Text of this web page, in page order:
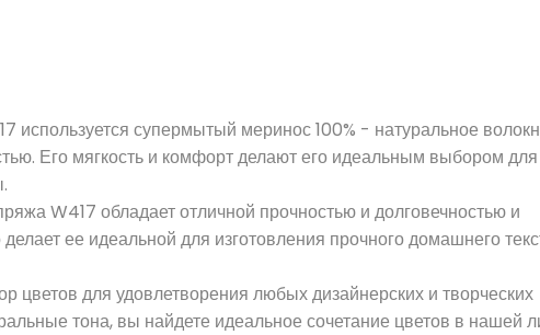
супермытый меринос 100% - натуральное
Его мягкость и комфорт делают его идеальным выбором для
обладает отличной прочностью и долговечностью и
ее идеальной для изготовления прочного домашнего
для удовлетворения любых дизайнерских и творческих
тона, вы найдете идеальное сочетание цветов в нашей